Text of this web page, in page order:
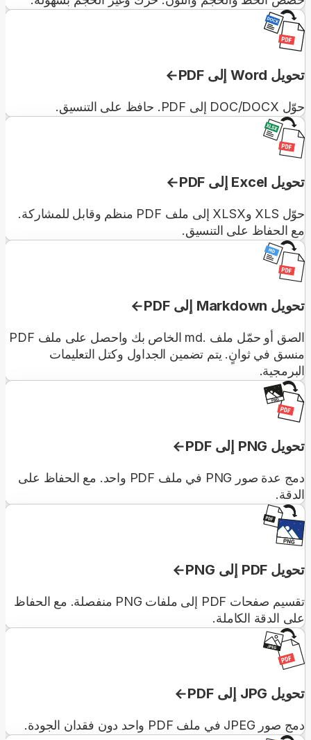
تحويل Word إلى PDF
حوّل DOC/DOCX إلى PDF. حافظ على التنسيق.
تحويل Excel إلى PDF
حوّل XLS وXLSX إلى ملف PDF منظم وقابل للمشاركة.
مع الحفاظ على التنسيق.
تحويل Markdown إلى PDF
الصق أو حمّل ملف .md الخاص بك واحصل على ملف PDF
منسق في ثوانٍ. يتم تضمين الجداول وكتل التعليمات
البرمجية.
تحويل PNG إلى PDF
دمج عدة صور PNG في ملف PDF واحد. مع الحفاظ على
الدقة.
تحويل PDF إلى PNG
تقسيم صفحات PDF إلى ملفات PNG منفصلة. مع الحفاظ
على الدقة الكاملة.
تحويل JPG إلى PDF
دمج صور JPEG في ملف PDF واحد دون فقدان الجودة.